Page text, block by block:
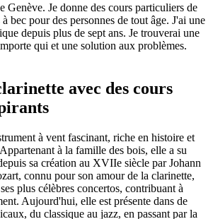
Genève. Je donne des cours particuliers de
bec pour des personnes de tout âge. J'ai une
depuis plus de sept ans. Je trouverai une
qui et une solution aux problèmes.
avec des cours
à vent fascinant, riche en histoire et
à la famille des bois, elle a su
sa création au XVIIe siècle par Johann
connu pour son amour de la clarinette,
plus célèbres concertos, contribuant à
Aujourd'hui, elle est présente dans de
du classique au jazz, en passant par la